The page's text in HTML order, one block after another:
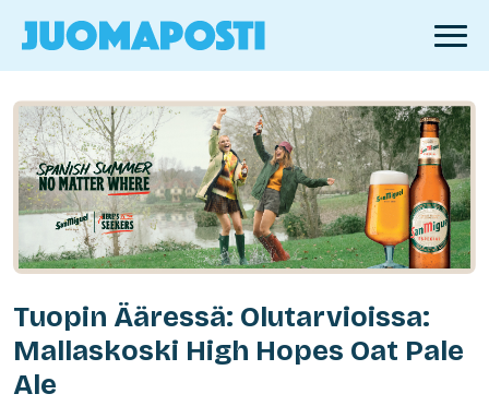
Tuopin Ääressä: Olutarvioissa:
Mallaskoski High Hopes Oat Pale
Ale